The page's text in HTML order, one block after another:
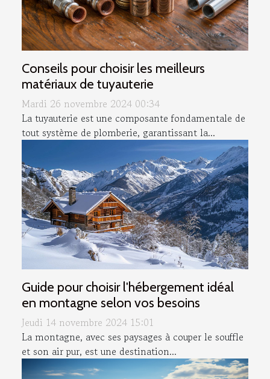
Conseils pour choisir les meilleurs
matériaux de tuyauterie
Mardi 26 novembre 2024 00:34
La tuyauterie est une composante fondamentale de
tout système de plomberie, garantissant la...
Guide pour choisir l'hébergement idéal
en montagne selon vos besoins
Jeudi 14 novembre 2024 15:01
La montagne, avec ses paysages à couper le souffle
et son air pur, est une destination...